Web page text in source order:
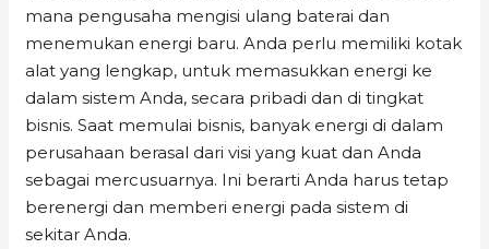
mana pengusaha mengisi ulang baterai dan
menemukan energi baru. Anda perlu memiliki kotak
alat yang lengkap, untuk memasukkan energi ke
dalam sistem Anda, secara pribadi dan di tingkat
bisnis. Saat memulai bisnis, banyak energi di dalam
perusahaan berasal dari visi yang kuat dan Anda
sebagai mercusuarnya. Ini berarti Anda harus tetap
berenergi dan memberi energi pada sistem di
sekitar Anda.